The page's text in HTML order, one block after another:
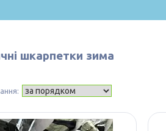
шкарпетки зима